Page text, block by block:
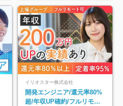
イリオスター株式会社
開発エンジニア/還元率80%
超/年収UP確約/フルリモ